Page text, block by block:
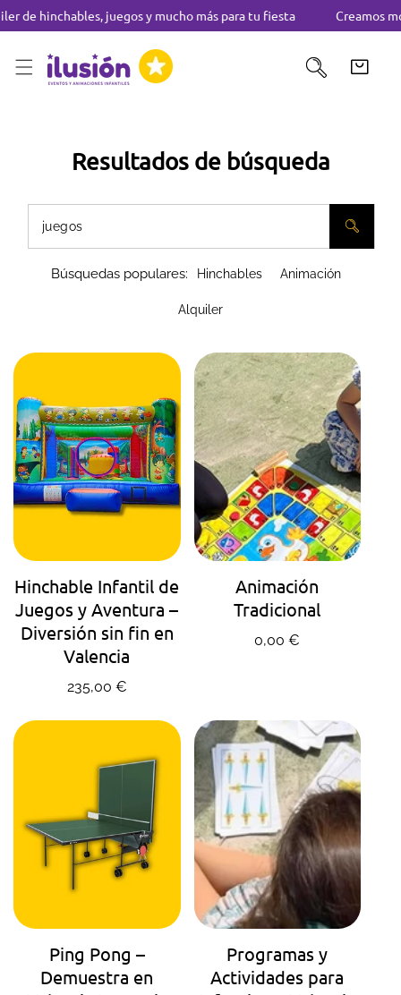
AL CONTENIDO
de hinchables, juegos y mucho más para tu fiesta Creamos
Resultados de búsqueda
Búsquedas populares: Hinchables Animación
Alquiler
Hinchable Infantil de
Juegos y Aventura –
Diversión sin fin en
Valencia
Precio regular
235,00 €
AGENDA TU HORA
Animación
Tradicional
Precio regular
0,00 €
Ping Pong –
Demuestra en
AGENDA TU HORA
Programas y
Actividades para